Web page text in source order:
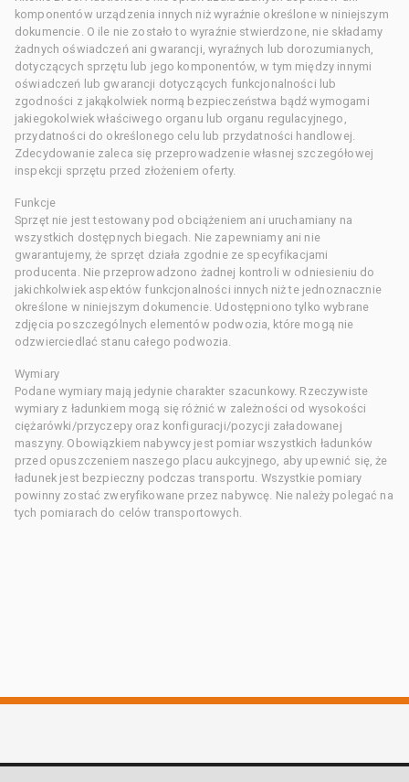
komponentów urządzenia innych niż wyraźnie określone w niniejszym
dokumencie. O ile nie zostało to wyraźnie stwierdzone, nie składamy
żadnych oświadczeń ani gwarancji, wyraźnych lub dorozumianych,
dotyczących sprzętu lub jego komponentów, w tym między innymi
oświadczeń lub gwarancji dotyczących funkcjonalności lub
zgodności z jakąkolwiek normą bezpieczeństwa bądź wymogami
jakiegokolwiek właściwego organu lub organu regulacyjnego,
przydatności do określonego celu lub przydatności handlowej.
Zdecydowanie zaleca się przeprowadzenie własnej szczegółowej
inspekcji sprzętu przed złożeniem oferty.
Funkcje
Sprzęt nie jest testowany pod obciążeniem ani uruchamiany na
wszystkich dostępnych biegach. Nie zapewniamy ani nie
gwarantujemy, że sprzęt działa zgodnie ze specyfikacjami
producenta. Nie przeprowadzono żadnej kontroli w odniesieniu do
jakichkolwiek aspektów funkcjonalności innych niż te jednoznacznie
określone w niniejszym dokumencie. Udostępniono tylko wybrane
zdjęcia poszczególnych elementów podwozia, które mogą nie
odzwierciedlać stanu całego podwozia.
Wymiary
Podane wymiary mają jedynie charakter szacunkowy. Rzeczywiste
wymiary z ładunkiem mogą się różnić w zależności od wysokości
ciężarówki/przyczepy oraz konfiguracji/pozycji załadowanej
maszyny. Obowiązkiem nabywcy jest pomiar wszystkich ładunków
przed opuszczeniem naszego placu aukcyjnego, aby upewnić się, że
ładunek jest bezpieczny podczas transportu. Wszystkie pomiary
powinny zostać zweryfikowane przez nabywcę. Nie należy polegać na
tych pomiarach do celów transportowych.